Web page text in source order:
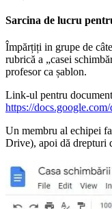
Sarcina de lucru
Împărțiți in grupe de
rubrică a „casei
profesor ca șablon.
Link-ul pentru
https://
Un membru al echipei
Drive), apoi dă drepturi